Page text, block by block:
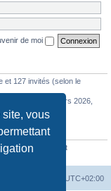
site, vous
de moi
et 127 invités (selon le
le 11 mars 2026,
le plus récent est
UTC+02:00